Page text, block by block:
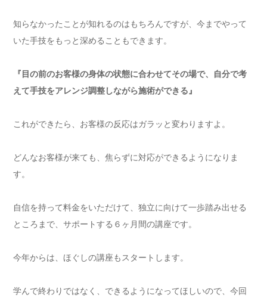
知らなかったことが知れるのはもちろんですが、今までやって
いた手技をもっと深めることもできます。
『目の前のお客様の身体の状態に合わせてその場で、自分で考
えて手技をアレンジ調整しながら施術ができる』
これができたら、お客様の反応はガラッと変わりますよ。
どんなお客様が来ても、焦らずに対応ができるようになりま
す。
自信を持って料金をいただけて、独立に向けて一歩踏み出せる
ところまで、サポートする６ヶ月間の講座です。
今年からは、ほぐしの講座もスタートします。
学んで終わりではなく、できるようになってほしいので、今回